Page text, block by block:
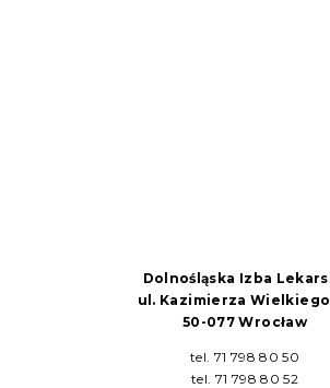
Dolnośląska Izba
ul. Kazimierza
50-077 Wrocław
tel. 71 798 80 50
tel. 71 798 80 52